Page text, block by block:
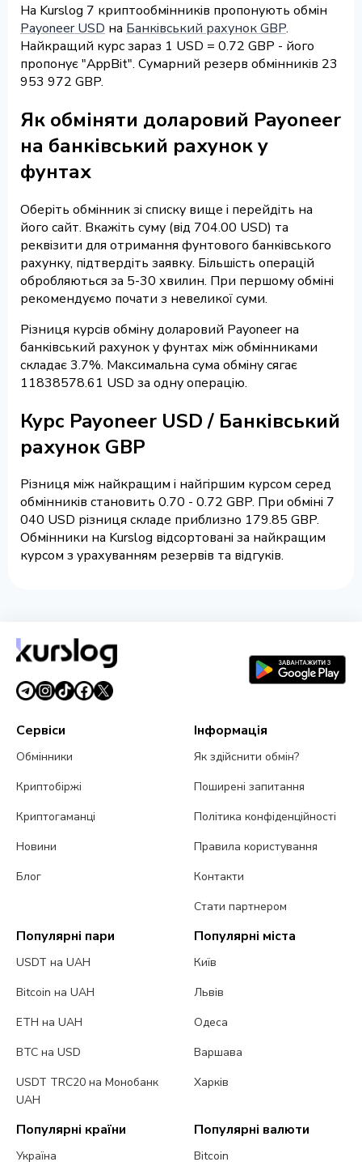
На Kurslog 7 криптообмінників пропонують обмін
Payoneer USD на Банківський рахунок GBP.
Найкращий курс зараз 1 USD = 0.72 GBP - його
пропонує "AppBit". Сумарний резерв обмінників 23
953 972 GBP.
Як обміняти доларовий Payoneer
на банківський рахунок у
фунтах
Оберіть обмінник зі списку вище і перейдіть на
його сайт. Вкажіть суму (від 704.00 USD) та
реквізити для отримання фунтового банківського
рахунку, підтвердіть заявку. Більшість операцій
обробляються за 5-30 хвилин. При першому обміні
рекомендуємо почати з невеликої суми.
Різниця курсів обміну доларовий Payoneer на
банківський рахунок у фунтах між обмінниками
складає 3.7%. Максимальна сума обміну сягає
11838578.61 USD за одну операцію.
Курс Payoneer USD / Банківський
рахунок GBP
Різниця між найкращим і найгіршим курсом серед
обмінників становить 0.70 - 0.72 GBP. При обміні 7
040 USD різниця складе приблизно 179.85 GBP.
Обмінники на Kurslog відсортовані за найкращим
курсом з урахуванням резервів та відгуків.
Сервіси
Обмінники
Криптобіржі
Криптогаманці
Новини
Блог
Інформація
Як здійснити обмін?
Поширені запитання
Політика конфіденційності
Правила користування
Контакти
Стати партнером
Популярні пари
USDT на UAH
Bitcoin на UAH
ETH на UAH
BTC на USD
USDT TRC20 на Монобанк
UAH
Популярні міста
Київ
Львів
Одеса
Варшава
Харків
Популярні країни
Україна
Популярні валюти
Bitcoin